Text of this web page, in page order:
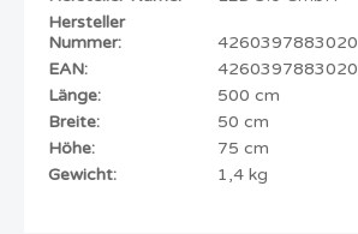
Hersteller
Nummer:
4260397883020
EAN:
4260397883020
Länge:
500 cm
Breite:
50 cm
Höhe:
75 cm
Gewicht:
1,4 kg